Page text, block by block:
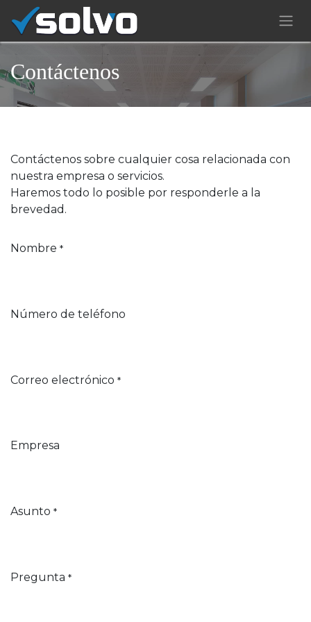
Contáctenos
Contáctenos sobre cualquier cosa relacionada con
nuestra empresa o servicios.
Haremos todo lo posible por responderle a la
brevedad.
Nombre *
Número de teléfono
Correo electrónico *
Empresa
Asunto *
Pregunta *